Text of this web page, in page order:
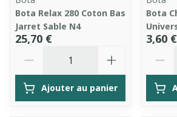
Bota Relax 280 Coton Bas
Jarret Sable N4
25,70 €
Ajouter au panier
Bota
3,60 €